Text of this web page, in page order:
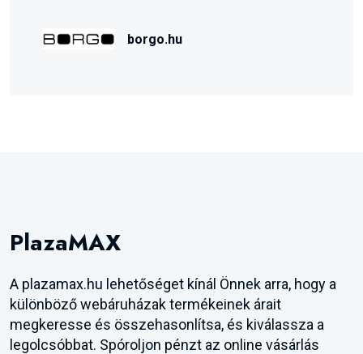
borgo.hu
PlazaMAX
A plazamax.hu lehetőséget kínál Önnek arra, hogy a
különböző webáruházak termékeinek árait
megkeresse és összehasonlítsa, és kiválassza a
legolcsóbbat. Spóroljon pénzt az online vásárlás